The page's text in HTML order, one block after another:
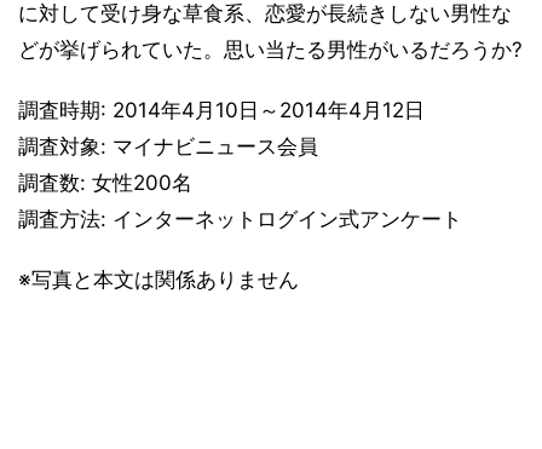
に対して受け身な草食系、恋愛が長続きしない男性な
どが挙げられていた。思い当たる男性がいるだろうか?
調査時期: 2014年4月10日～2014年4月12日
調査対象: マイナビニュース会員
調査数: 女性200名
調査方法: インターネットログイン式アンケート
※写真と本文は関係ありません